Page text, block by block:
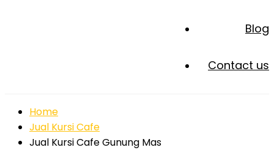
Blog
Contact us
Home
Jual Kursi Cafe
Jual Kursi Cafe Gunung Mas